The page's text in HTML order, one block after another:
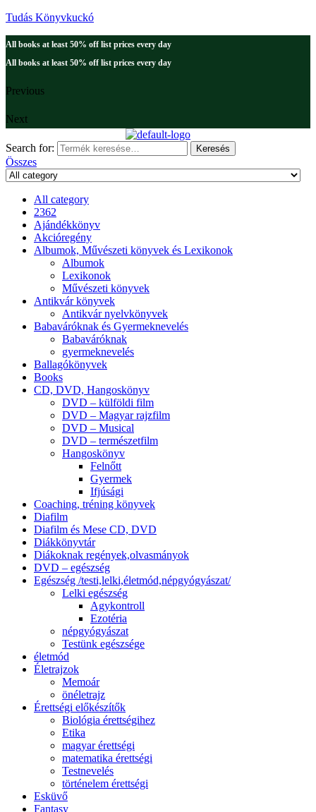
Tudás Könyvkuckó
All books at least 50% off list prices every day
All books at least 50% off list prices every day
Previous
Next
Search for: Keresés
Összes
All category
2362
Ajándékkönyv
Akcióregény
Albumok, Művészeti könyvek és Lexikonok
Albumok
Lexikonok
Művészeti könyvek
Antikvár könyvek
Antikvár nyelvkönyvek
Babaváróknak és Gyermeknevelés
Babaváróknak
gyermeknevelés
Ballagókönyvek
Books
CD, DVD, Hangoskönyv
DVD – külföldi film
DVD – Magyar rajzfilm
DVD – Musical
DVD – természetfilm
Hangoskönyv
Felnőtt
Gyermek
Ifjúsági
Coaching, tréning könyvek
Diafilm
Diafilm és Mese CD, DVD
Diákkönyvtár
Diákoknak regények,olvasmányok
DVD – egészség
Egészség /testi,lelki,életmód,népgyógyászat/
Lelki egészség
Agykontroll
Ezotéria
népgyógyászat
Testünk egészsége
életmód
Életrajzok
Memoár
önéletrajz
Érettségi előkészítők
Biológia érettségihez
Etika
magyar érettségi
matematika érettségi
Testnevelés
történelem érettségi
Esküvő
Fantasy